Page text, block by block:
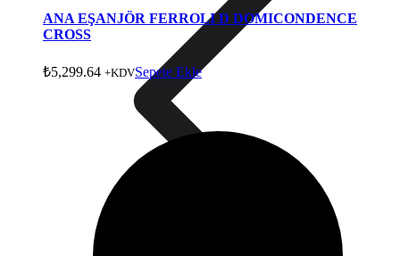
ANA EŞANJÖR FERROLI D DOMICONDENCE
CROSS
₺5,299.64 +KDVSepete Ekle